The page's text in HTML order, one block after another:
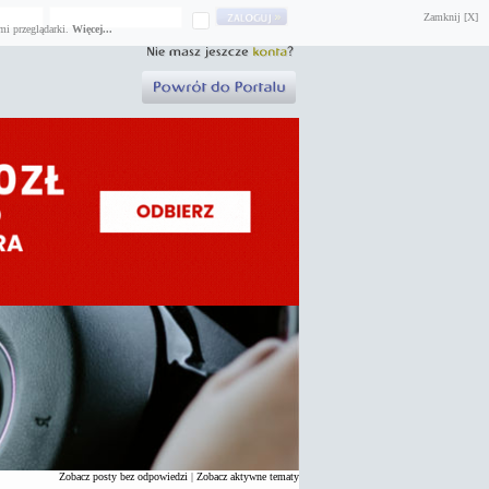
Zamknij [X]
przeglądarki. Więcej...
Zobacz posty bez odpowiedzi | Zobacz aktywne tematy